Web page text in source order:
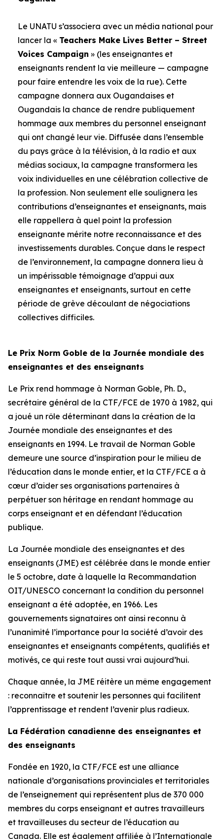
Le UNATU s’associera avec un média national pour
lancer la « Teachers Make Lives Better – Street
Voices Campaign » (les enseignantes et
enseignants rendent la vie meilleure — campagne
pour faire entendre les voix de la rue). Cette
campagne donnera aux Ougandaises et
Ougandais la chance de rendre publiquement
hommage aux membres du personnel enseignant
qui ont changé leur vie. Diffusée dans l’ensemble
du pays grâce à la télévision, à la radio et aux
médias sociaux, la campagne transformera les
voix individuelles en une célébration collective de
la profession. Non seulement elle soulignera les
contributions d’enseignantes et enseignants, mais
elle rappellera à quel point la profession
enseignante mérite notre reconnaissance et des
investissements durables. Conçue dans le respect
de l’environnement, la campagne donnera lieu à
un impérissable témoignage d’appui aux
enseignantes et enseignants, surtout en cette
période de grève découlant de négociations
collectives difficiles.
Le Prix Norm Goble de la Journée mondiale des
enseignantes et des enseignants
Le Prix rend hommage à Norman Goble, Ph. D.,
secrétaire général de la CTF/FCE de 1970 à 1982, qui
a joué un rôle déterminant dans la création de la
Journée mondiale des enseignantes et des
enseignants en 1994. Le travail de Norman Goble
demeure une source d’inspiration pour le milieu de
l’éducation dans le monde entier, et la CTF/FCE a à
cœur d’aider ses organisations partenaires à
perpétuer son héritage en rendant hommage au
corps enseignant et en défendant l’éducation
publique.
La Journée mondiale des enseignantes et des
enseignants (JME) est célébrée dans le monde entier
le 5 octobre, date à laquelle la Recommandation
OIT/UNESCO concernant la condition du personnel
enseignant a été adoptée, en 1966. Les
gouvernements signataires ont ainsi reconnu à
l’unanimité l’importance pour la société d’avoir des
enseignantes et enseignants compétents, qualifiés et
motivés, ce qui reste tout aussi vrai aujourd’hui.
Chaque année, la JME réitère un même engagement
: reconnaître et soutenir les personnes qui facilitent
l’apprentissage et rendent l’avenir plus radieux.
La Fédération canadienne des enseignantes et
des enseignants
Fondée en 1920, la CTF/FCE est une alliance
nationale d’organisations provinciales et territoriales
de l’enseignement qui représentent plus de 370 000
membres du corps enseignant et autres travailleurs
et travailleuses du secteur de l’éducation au
Canada. Elle est également affiliée à l’Internationale